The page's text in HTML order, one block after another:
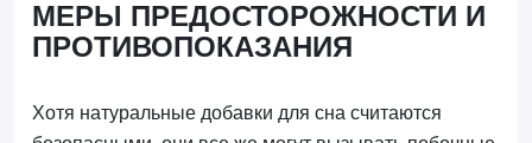
МЕРЫ ПРЕДОСТОРОЖНОСТИ И
ПРОТИВОПОКАЗАНИЯ
Хотя натуральные добавки для сна считаются